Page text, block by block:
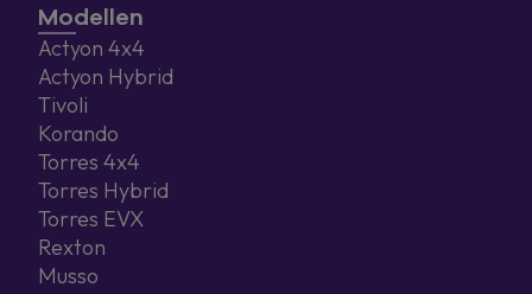
Modellen
Actyon 4x4
Actyon Hybrid
Tivoli
Korando
Torres 4x4
Torres Hybrid
Torres EVX
Rexton
Musso